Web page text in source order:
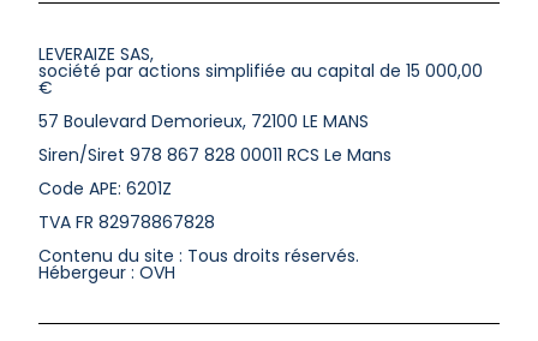
LEVERAIZE SAS,
société par actions simplifiée au capital de 15 000,00
€
57 Boulevard Demorieux, 72100 LE MANS
Siren/Siret 978 867 828 00011 RCS Le Mans
Code APE: 6201Z
TVA FR 82978867828
Contenu du site : Tous droits réservés.
Hébergeur : OVH